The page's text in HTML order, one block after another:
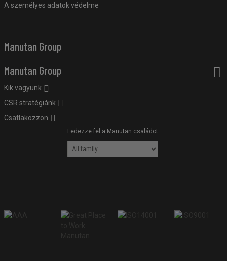
A személyes adatok védelme
Manutan Group
Manutan Group
Kik vagyunk
CSR stratégiánk
Csatlakozzon
Fedezze fel a Manutan családot